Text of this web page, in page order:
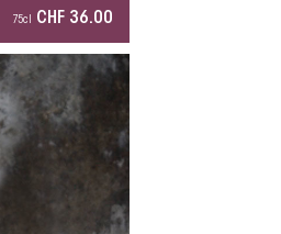
75cl CHF 36.00